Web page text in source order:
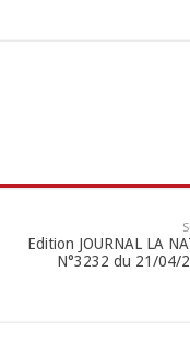
Edition JOURNAL LA
N°3232 du 21/04/